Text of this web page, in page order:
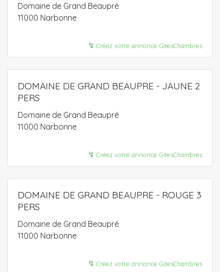
Domaine de Grand Beaupré
11000 Narbonne
↯ Créez votre annonce GitesChambres
DOMAINE DE GRAND BEAUPRE - JAUNE 2
PERS
Domaine de Grand Beaupré
11000 Narbonne
↯ Créez votre annonce GitesChambres
DOMAINE DE GRAND BEAUPRE - ROUGE 3
PERS
Domaine de Grand Beaupré
11000 Narbonne
↯ Créez votre annonce GitesChambres